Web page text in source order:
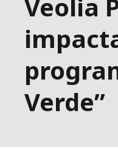
Veolia
Verde”